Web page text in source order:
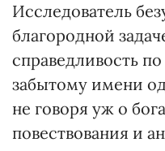
Исследователь
благородной
справедливость
забытому имени
не говоря уж о
повествования и